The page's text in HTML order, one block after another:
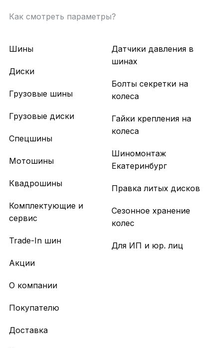
Как смотреть параметры?
Шины
Диски
Грузовые шины
Грузовые диски
Спецшины
Мотошины
Квадрошины
Комплектующие и
сервис
Trade-In шин
Акции
Датчики давления в
шинах
Болты секретки на
колеса
Гайки крепления на
колеса
Шиномонтаж
Екатеринбург
Правка литых дисков
Сезонное хранение
колес
Для ИП и юр. лиц
О компании
Покупателю
Доставка